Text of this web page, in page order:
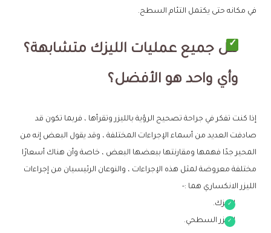
في مكانه حتى يكتمل التئام السطح.
هل جميع عمليات الليزك متشابهة؟
وأي واحد هو الأفضل؟
إذا كنت تفكر في جراحة تصحيح الرؤية بالليزر وتقرأها ، فربما تكون قد
صادفت العديد من أسماء الإجراءات المختلفة ، وقد يقول البعض إنه من
المحير جدًا فهمها ومقارنتها ببعضها البعض ، خاصة وأن هناك أسعارًا
مختلفة معروضة لمثل هذه الإجراءات ، والنوعان الرئيسيان من إجراءات
الليزر الانكساري هما :-
الليزك.
الليزر السطحي.